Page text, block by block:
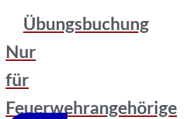
Übungsbuchung
Nur
für
Feuerwehrangehörige